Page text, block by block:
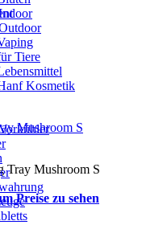
Tiere
Kosmetik
Tray Mushroom S
Preise zu sehen